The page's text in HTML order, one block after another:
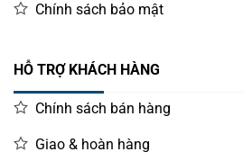
Chính sách bảo mật
HỖ TRỢ KHÁCH HÀNG
Chính sách bán hàng
Giao & hoàn hàng